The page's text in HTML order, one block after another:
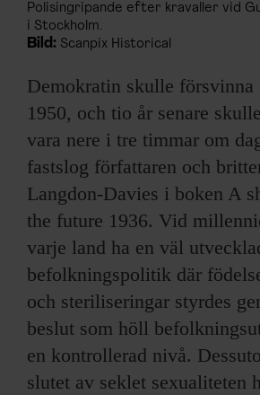
Polisingripande efter kravaller vid
i Stockholm.
Bild: Scanpix Historical
Demokratin skulle försvinna
1950, och tio år senare
vara nere i tre timmar om
fastslog författaren och
Langdon-Davies i boken A
the future 1936. Vid
varje land ha en väl
befolkningspolitik där
och steriliseringar styrdes
beslut som höll
en kontrollerad nivå.
slutet av seklet sexualiteten